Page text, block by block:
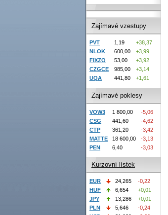
Zajímavé vzestupy
PVT 1,19
+38,37
NLOK
600,00
+3,99
FIXZO
53,00
+3,92
CZGCE
985,00
+3,14
UQA
441,80 +1,61
Zajímavé poklesy
VOW3 1 800,00
-5,06
CSG
441,60
-4,62
CTP
361,20
-3,42
MATTE
18 600,00
-3,13
PEN
6,40 -3,03
Kurzovní lístek
EUR 24,265
-0,22
HUF
6,654
+0,01
JPY
13,286
+0,01
PLN
5,646
-0,24